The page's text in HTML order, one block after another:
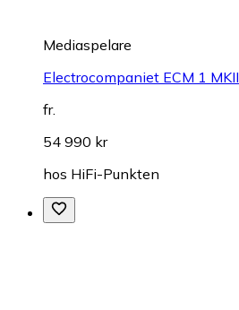
Mediaspelare
Electrocompaniet ECM 1 MKII
fr.
54 990 kr
hos HiFi-Punkten